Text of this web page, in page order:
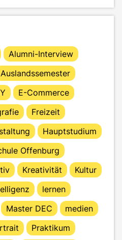
Alumni-Interview
Auslandssemester
E-Commerce
Freizeit
Hauptstudium
Offenburg
Kreativität
Kultur
lernen
Master DEC
medien
Praktikum